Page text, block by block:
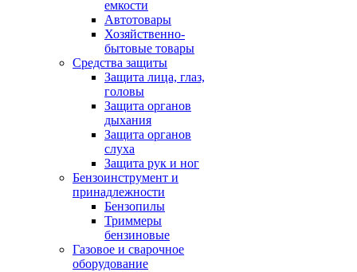
емкости
Автотовары
Хозяйственно-
бытовые товары
Средства защиты
Защита лица, глаз,
головы
Защита органов
дыхания
Защита органов
слуха
Защита рук и ног
Бензоинструмент и
принадлежности
Бензопилы
Триммеры
бензиновые
Газовое и сварочное
оборудование